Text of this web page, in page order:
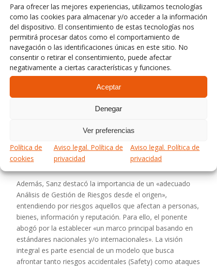
Para ofrecer las mejores experiencias, utilizamos tecnologías
como las cookies para almacenar y/o acceder a la información
del dispositivo. El consentimiento de estas tecnologías nos
permitirá procesar datos como el comportamiento de
navegación o las identificaciones únicas en este sitio. No
consentir o retirar el consentimiento, puede afectar
negativamente a ciertas características y funciones.
Aceptar
Denegar
Ver preferencias
Política de
cookies
Aviso legal. Política de
privacidad
Aviso legal. Política de
privacidad
digitalización. Es decir, la transformación digital de los
modelos de gestión en un nuevo entorno el «dato
derivado de las operaciones físicas y lógicas pasa a ser la
clave» con el objetivo de «ayudar a la toma de decisiones
acertadas en operativas y estrategia de la compañía».
Asimismo, ese modelo busca «mejorar los procesos que
ligan personas con tecnología» y obtener su monetización
con el Retorno de la Inversión en Seguridad (ROSI) y la
Las demás palancas pasan por la innovación, la
diagnóstico, análisis de riesgos o auditorías, como en
herramientas, entre ellas, las normativas de diseño, la
legislación que regula el sector o los estándares y buenas
Además, Sanz destacó la importancia de un «adecuado
Análisis de Gestión de Riesgos desde el origen»,
entendiendo por riesgos aquellos que afectan a personas,
bienes, información y reputación. Para ello, el ponente
abogó por la establecer «un marco principal basando en
estándares nacionales y/o internacionales». La visión
integral es parte esencial de un modelo que busca
afrontar tanto riesgos accidentales (Safety) como ataques